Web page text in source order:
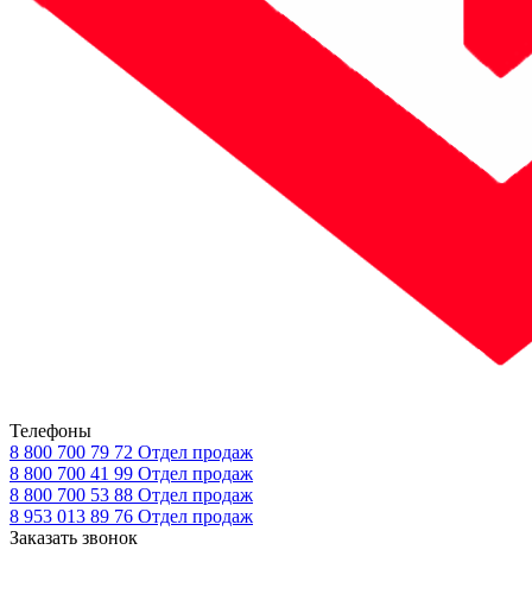
Телефоны
8 800 700 79 72 Отдел продаж
8 800 700 41 99 Отдел продаж
8 800 700 53 88 Отдел продаж
8 953 013 89 76 Отдел продаж
Заказать звонок